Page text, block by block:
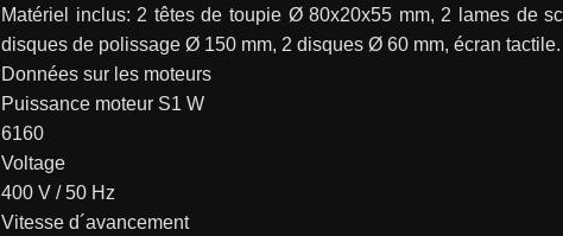
Matériel inclus: 2 têtes de toupie Ø 80x20x55 mm, 2 lames de
disques de polissage Ø 150 mm, 2 disques Ø 60 mm, écran tactile.
Données sur les moteurs
Puissance moteur S1 W
6160
Voltage
400 V / 50 Hz
Vitesse d´avancement